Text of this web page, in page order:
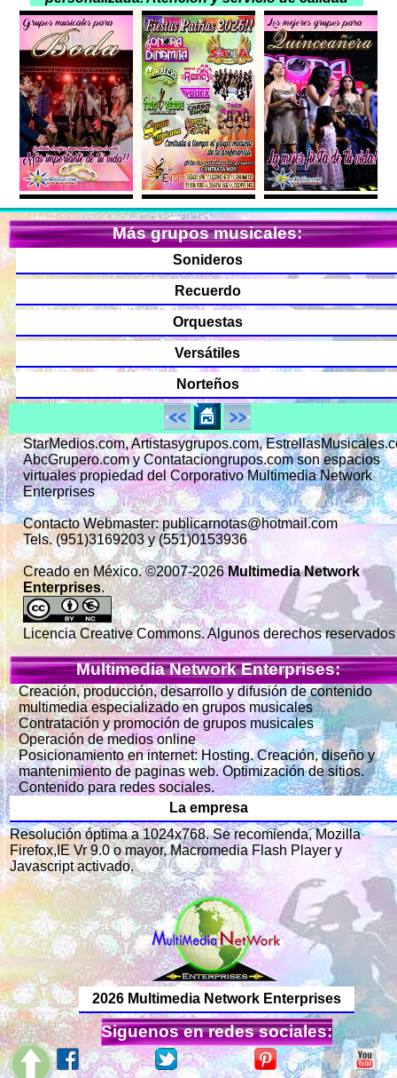
Más grupos musicales:
Sonideros
Recuerdo
Orquestas
Versátiles
Norteños
StarMedios.com, Artistasygrupos.com,
AbcGrupero.com y Contataciongrupos.com son espacios
virtuales propiedad del Corporativo Multimedia Network
Enterprises
Contacto Webmaster: publicarnotas@hotmail.com
Tels. (951)3169203 y (551)0153936
Creado en México. ©2007-2026Multimedia Network
Enterprises.
Licencia Creative Commons. Algunos derechos reservados
Multimedia Network Enterprises:
Creación, producción, desarrollo y difusión de contenido
multimedia especializado en grupos musicales
Contratación y promoción de grupos musicales
Operación de medios online
Posicionamiento en internet: Hosting. Creación, diseño y
mantenimiento de paginas web. Optimización de sitios.
Contenido para redes sociales.
La empresa
Resolución óptima a 1024x768. Se recomienda, Mozilla
Firefox,IE Vr 9.0 o mayor, Macromedia Flash Player y
Javascript activado.
2026 Multimedia Network Enterprises
Siguenos en redes sociales: